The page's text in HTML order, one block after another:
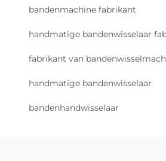
bandenmachine fabrikant
handmatige bandenwisselaar
fabrikant van
handmatige bandenwisselaar
bandenhandwisselaar